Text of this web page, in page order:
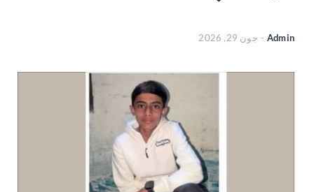
Admin
- جون 29, 2026